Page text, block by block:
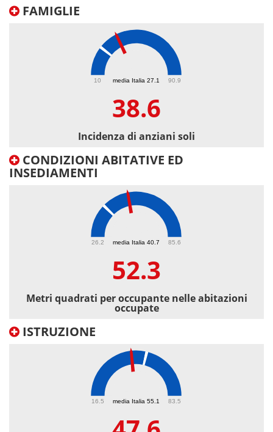
FAMIGLIE
media Italia 27.1
10 90.9
38.6
Incidenza di anziani soli
CONDIZIONI ABITATIVE ED
INSEDIAMENTI
media Italia 40.7
26.2 85.6
52.3
Metri quadrati per occupante nelle abitazioni
occupate
ISTRUZIONE
media Italia 55.1
16.5 83.5